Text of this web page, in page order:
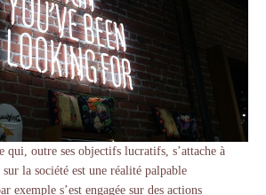
qui, outre ses objectifs lucratifs, s’attache à
la société est une réalité palpable
exemple s’est engagée sur des actions